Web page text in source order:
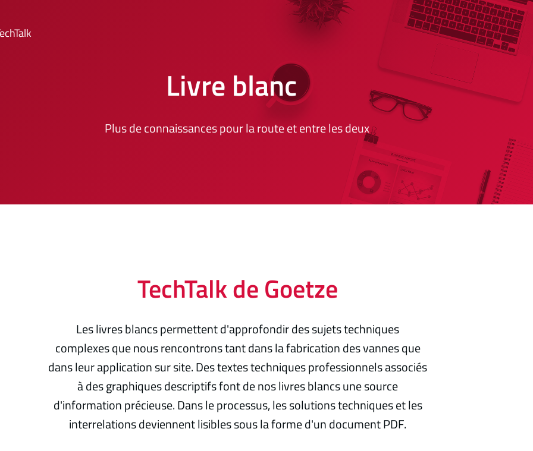
Livre blanc
Plus de connaissances pour la route et entre les deux
TechTalk de Goetze
Les livres blancs permettent d'approfondir des sujets techniques
complexes que nous rencontrons tant dans la fabrication des vannes que
dans leur application sur site. Des textes techniques professionnels associés
à des graphiques descriptifs font de nos livres blancs une source
d'information précieuse. Dans le processus, les solutions techniques et les
interrelations deviennent lisibles sous la forme d'un document PDF.